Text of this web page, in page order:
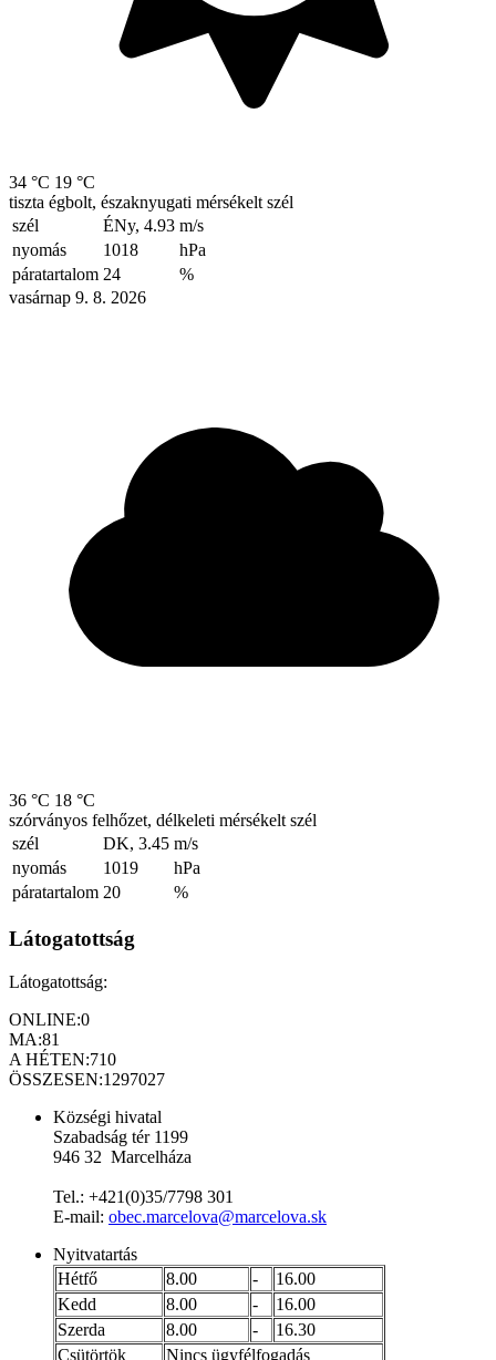
34 °C 19 °C
tiszta égbolt, északnyugati mérsékelt szél
szél
ÉNy, 4.93 m/s
nyomás
1018
hPa
páratartalom 24
%
vasárnap 9. 8. 2026
36 °C 18 °C
szórványos felhőzet, délkeleti mérsékelt szél
szél
DK, 3.45 m/s
nyomás
1019
hPa
páratartalom 20 %
Látogatottság
Látogatottság:
ONLINE:0
MA:81
A HÉTEN:710
ÖSSZESEN:1297027
Községi hivatal
Szabadság tér 1199
946 32 Marcelháza
Tel.: +421(0)35/7798 301
E-mail: obec.marcelova@marcelova.sk
Nyitvatartás
Hétfő
8.00 -
16.00
Kedd
8.00 -
16.00
Szerda
8.00 -
16.30
Csütörtök
Nincs ügyfélfogadás